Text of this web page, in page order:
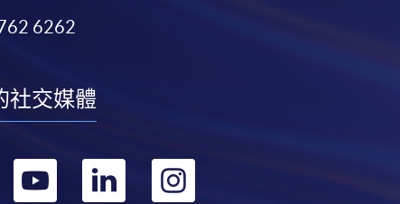
6262
社交媒體
轉
轉
轉